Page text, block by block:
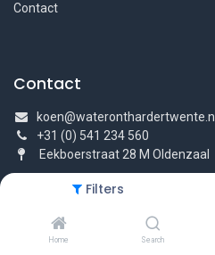
Filters
Home Search
Contact
Contact
koen@wateronthardertwente.nl
+31 (0) 541 234 560
Eekboerstraat 28 M Oldenzaal